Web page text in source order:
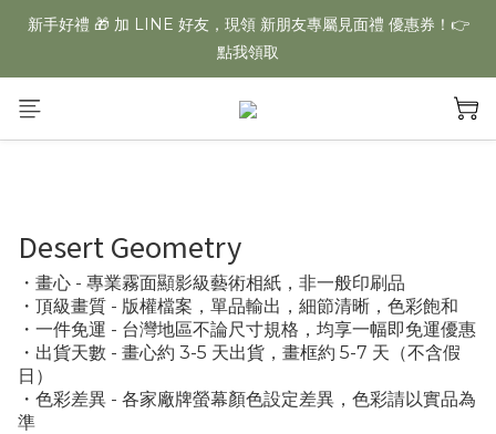
【夏日美學慶典】全館不限金額「一件免運」再享多件專屬折扣
新手好禮 🎁 加 LINE 好友，現領 新朋友專屬見面禮 優惠券！👉
點我領取
【夏日美學慶典】全館不限金額「一件免運」再享多件專屬折扣
Desert Geometry
・畫心 - 專業霧面顯影級藝術相紙，非一般印刷品
・頂級畫質 - 版權檔案，單品輸出，細節清晰，色彩飽和
・一件免運 - 台灣地區不論尺寸規格，均享一幅即免運優惠
・出貨天數 - 畫心約 3-5 天出貨，畫框約 5-7 天（不含假
日）
・色彩差異 - 各家廠牌螢幕顏色設定差異，色彩請以實品為
準